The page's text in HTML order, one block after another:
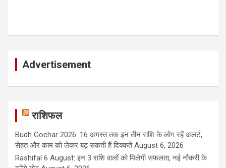
Advertisement
राशिफल
Budh Gochar 2026: 16 अगस्त तक इन तीन राशि के लोग रहें अलर्ट,
सेहत और काम को लेकर बढ़ सकती हैं दिक्कतें August 6, 2026
Rashifal 6 August: इन 3 राशि वालों को मिलेगी सफलता, नई नौकरी के